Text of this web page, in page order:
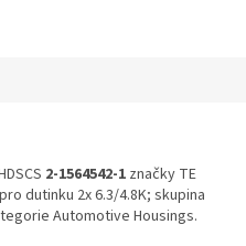
2-1564542-1 značky TE
dutinku 2x 6.3/4.8K; skupina
Automotive Housings.